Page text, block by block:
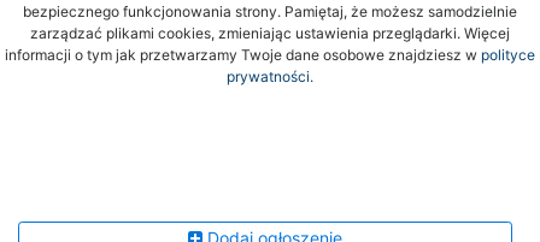
bezpiecznego funkcjonowania strony. Pamiętaj, że możesz samodzielnie
zarządzać plikami cookies, zmieniając ustawienia przeglądarki. Więcej
informacji o tym jak przetwarzamy Twoje dane osobowe znajdziesz w polityce
prywatności.
Dodaj ogłoszenie